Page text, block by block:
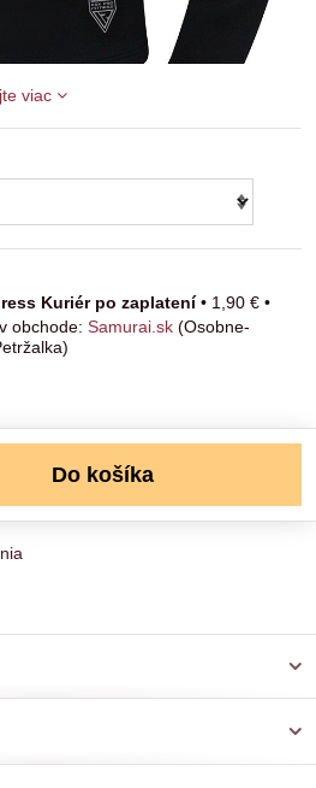
viac
Kuriér po zaplatení• 1,90 € •
Samurai.sk (Osobne-
Do košíka